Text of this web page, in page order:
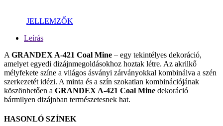
JELLEMZŐK
Leírás
A GRANDEX A-421 Coal Mine – egy tekintélyes dekoráció,
amelyet egyedi dizájnmegoldásokhoz hoztak létre. Az akrilkő
mélyfekete színe a világos ásványi zárványokkal kombinálva a szén
szerkezetét idézi. A minta és a szín szokatlan kombinációjának
köszönhetően a GRANDEX A-421 Coal Mine dekoráció
bármilyen dizájnban természetesnek hat.
HASONLÓ SZÍNEK